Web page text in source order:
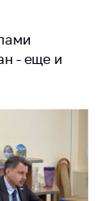
- еще и